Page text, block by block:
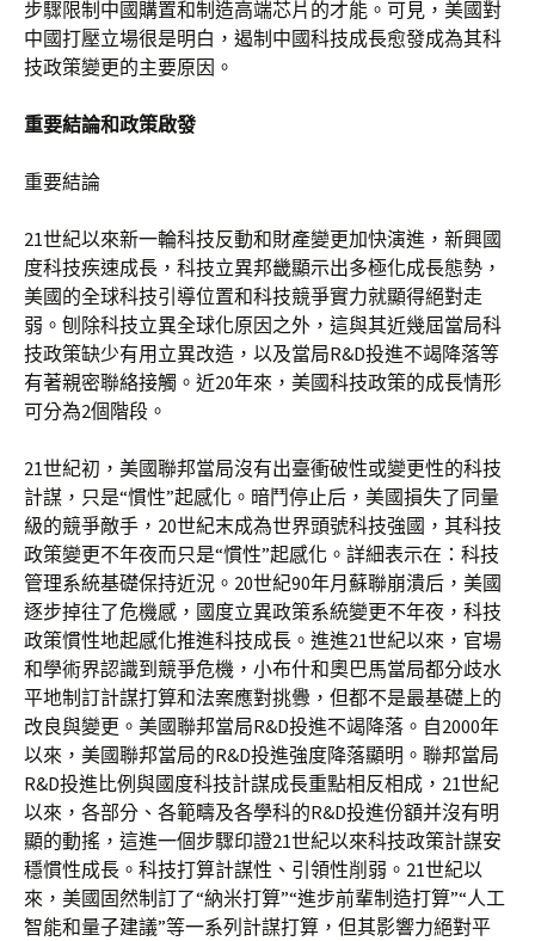
步驟限制中國購置和制造高端芯片的才能。可見，美國對
中國打壓立場很是明白，遏制中國科技成長愈發成為其科
技政策變更的主要原因。
重要結論和政策啟發
重要結論
21世紀以來新一輪科技反動和財產變更加快演進，新興國
度科技疾速成長，科技立異邦畿顯示出多極化成長態勢，
美國的全球科技引導位置和科技競爭實力就顯得絕對走
弱。刨除科技立異全球化原因之外，這與其近幾屆當局科
技政策缺少有用立異改造，以及當局R&D投進不竭降落等
有著親密聯絡接觸。近20年來，美國科技政策的成長情形
可分為2個階段。
21世紀初，美國聯邦當局沒有出臺衝破性或變更性的科技
計謀，只是“慣性”起感化。暗鬥停止后，美國損失了同量
級的競爭敵手，20世紀末成為世界頭號科技強國，其科技
政策變更不年夜而只是“慣性”起感化。詳細表示在：科技
管理系統基礎保持近況。20世紀90年月蘇聯崩潰后，美國
逐步掉往了危機感，國度立異政策系統變更不年夜，科技
政策慣性地起感化推進科技成長。進進21世紀以來，官場
和學術界認識到競爭危機，小布什和奧巴馬當局都分歧水
平地制訂計謀打算和法案應對挑釁，但都不是最基礎上的
改良與變更。美國聯邦當局R&D投進不竭降落。自2000年
以來，美國聯邦當局的R&D投進強度降落顯明。聯邦當局
R&D投進比例與國度科技計謀成長重點相反相成，21世紀
以來，各部分、各範疇及各學科的R&D投進份額并沒有明
顯的動搖，這進一個步驟印證21世紀以來科技政策計謀安
穩慣性成長。科技打算計謀性、引領性削弱。21世紀以
來，美國固然制訂了“納米打算”“進步前輩制造打算”“人工
智能和量子建議”等一系列計謀打算，但其影響力絕對平